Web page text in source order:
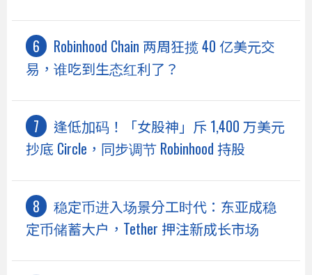
Robinhood Chain 两周狂揽 40 亿美元交
易，谁吃到生态红利了？
逢低加码！「女股神」斥 1,400 万美元
抄底 Circle，同步调节 Robinhood 持股
稳定币进入场景分工时代：东亚成稳
定币储蓄大户，Tether 押注新成长市场